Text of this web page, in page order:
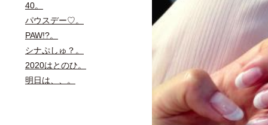
40。
パウスデー♡。
PAW!?。
シナぷしゅ？。
2020はとのひ。
明日は、、。